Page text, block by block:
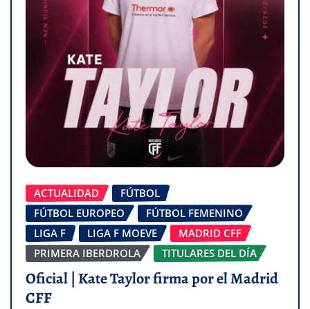
ACTUALIDAD
FÚTBOL
FÚTBOL EUROPEO
FÚTBOL FEMENINO
LIGA F
LIGA F MOEVE
MADRID CFF
PRIMERA IBERDROLA
TITULARES DEL DÍA
Oficial | Kate Taylor firma por el Madrid
CFF